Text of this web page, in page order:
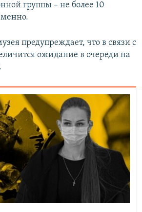
группы – не более 10
предупреждает, что в связи с
ожидание в очереди на